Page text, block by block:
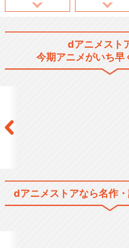
dアニメスト
今期アニメがいち早
dアニメストアなら名作